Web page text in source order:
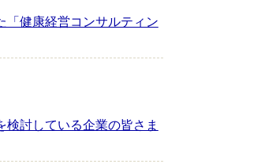
「健康経営コンサルティン
検討している企業の皆さま